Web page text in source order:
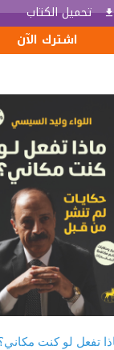
تحميل الكتاب
اشترك الآن